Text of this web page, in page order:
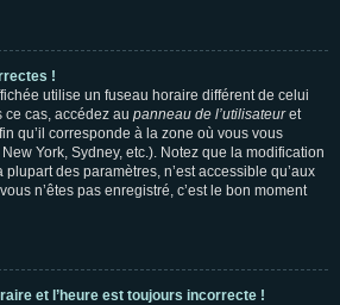
!
utilise un fuseau horaire différent de celui
cas, accédez au panneau de l’utilisateuret
qu’il corresponde à la zone où vous vous
York, Sydney, etc.). Notez que la modification
des paramètres, n’est accessible qu’aux
n’êtes pas enregistré, c’est le bon moment
et l’heure est toujours incorrecte !